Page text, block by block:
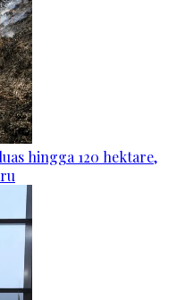
hingga 120 hektare,